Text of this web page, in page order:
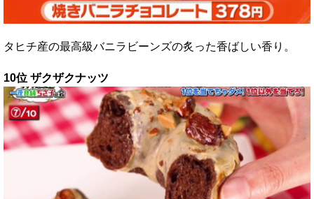
タヒチ産の最高級バニラビーンズの炙った香ばしい香り。
10位 ザクザクナッツ